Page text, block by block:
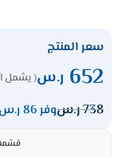
سعر المنتج
652 ر.س( يشمل
738ر.سوفر 86 ر.س